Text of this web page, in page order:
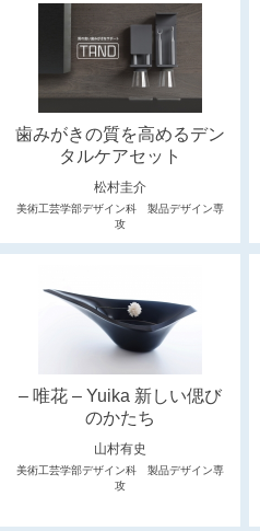
歯みがきの質を高めるデン
タルケアセット
松村圭介
美術工芸学部デザイン科 製品デザイン専
攻
– 唯花 – Yuika 新しい偲び
のかたち
山村有史
美術工芸学部デザイン科 製品デザイン専
攻